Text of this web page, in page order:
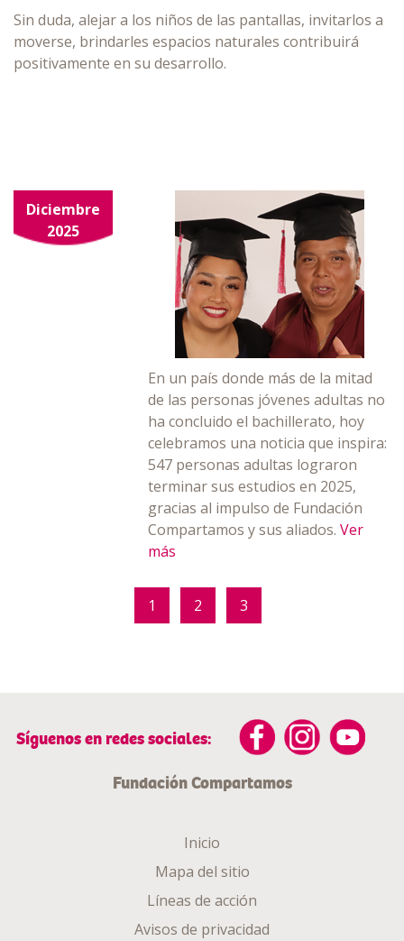
Sin duda, alejar a los niños de las pantallas, invitarlos a
moverse, brindarles espacios naturales contribuirá
positivamente en su desarrollo.
Diciembre
2025
En un país donde más de la mitad
de las personas jóvenes adultas no
ha concluido el bachillerato, hoy
celebramos una noticia que inspira:
547 personas adultas lograron
terminar sus estudios en 2025,
gracias al impulso de Fundación
Compartamos y sus aliados.Ver
más
1 2 3
Síguenos en redes sociales:
Fundación Compartamos
Inicio
Mapa del sitio
Líneas de acción
Avisos de privacidad